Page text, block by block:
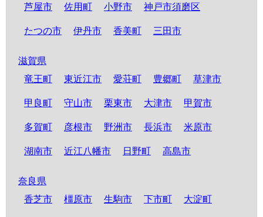
芦屋市 佐用町 小野市 神戸市須磨区
たつの市 伊丹市 香美町 三田市
滋賀県
竜王町
東近江市 愛荘町 豊郷町 草津市
甲良町 守山市 栗東市 大津市 甲賀市
多賀町 彦根市 野洲市 長浜市 米原市
湖南市 近江八幡市 日野町 高島市
奈良県
香芝市
橿原市 生駒市 下市町 大淀町